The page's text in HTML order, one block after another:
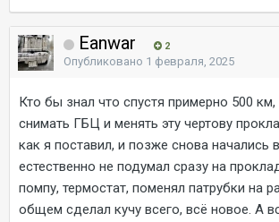
Eanwar 2
Опубликовано 1 февраля, 2025
Кто бы знал что спустя примерно 500
снимать ГБЦ и менять эту чертову
как я поставил, и позже снова
естественно не подумал сразу на
помпу, термостат, поменял патрубки на
общем сделал кучу всего, всё новое. А